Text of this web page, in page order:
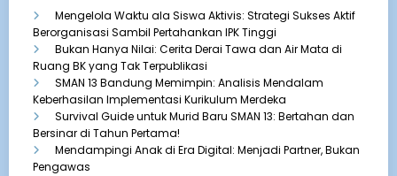
Mengelola Waktu ala Siswa Aktivis: Strategi Sukses Aktif
Berorganisasi Sambil Pertahankan IPK Tinggi
Bukan Hanya Nilai: Cerita Derai Tawa dan Air Mata di
Ruang BK yang Tak Terpublikasi
SMAN 13 Bandung Memimpin: Analisis Mendalam
Keberhasilan Implementasi Kurikulum Merdeka
Survival Guide untuk Murid Baru SMAN 13: Bertahan dan
Bersinar di Tahun Pertama!
Mendampingi Anak di Era Digital: Menjadi Partner, Bukan
Pengawas